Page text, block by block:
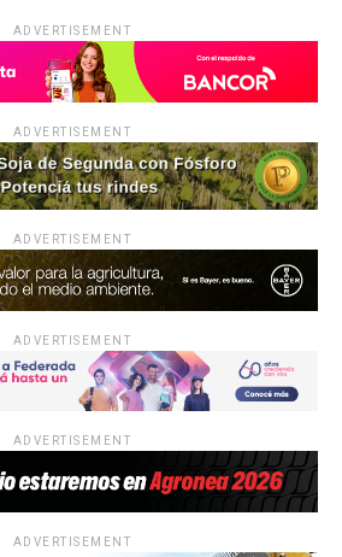
ar
tir
ADVERTISEMENT
ADVERTISEMENT
ADVERTISEMENT
ADVERTISEMENT
ADVERTISEMENT
ADVERTISEMENT